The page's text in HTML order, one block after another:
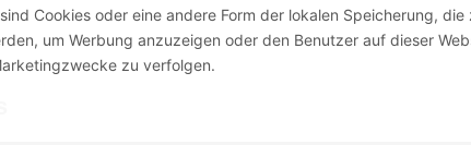
Cookies oder eine andere Form der lokalen Speicherung, die
um Werbung anzuzeigen oder den Benutzer auf dieser
zu verfolgen.